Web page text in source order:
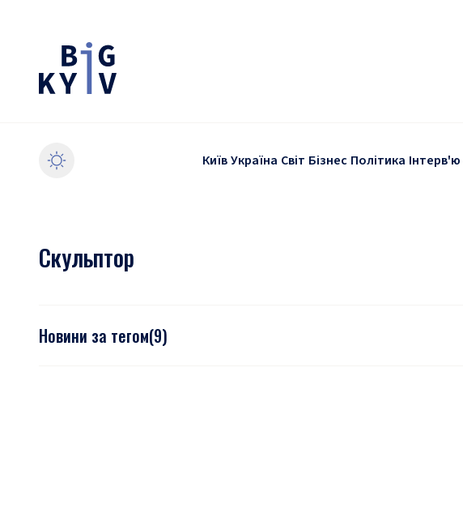
КиївУкраїна Світ Бізнес Політика Інтерв'ю
Скульптор
Новини за тегом(9)